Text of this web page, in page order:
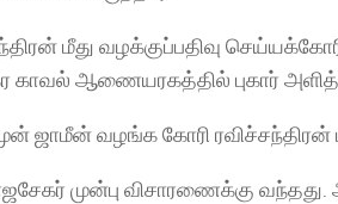
மீது வழக்குப்பதிவு
காவல் ஆணையரகத்தில் புகார்
ஜாமீன் வழங்க கோரி ரவிச்சந்திரன்
முன்பு விசாரணைக்கு வந்தது.